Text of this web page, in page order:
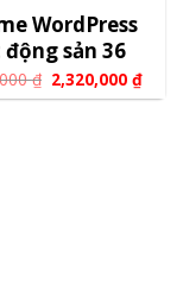
WordPress
động sản 36
₫ 2,320,000₫